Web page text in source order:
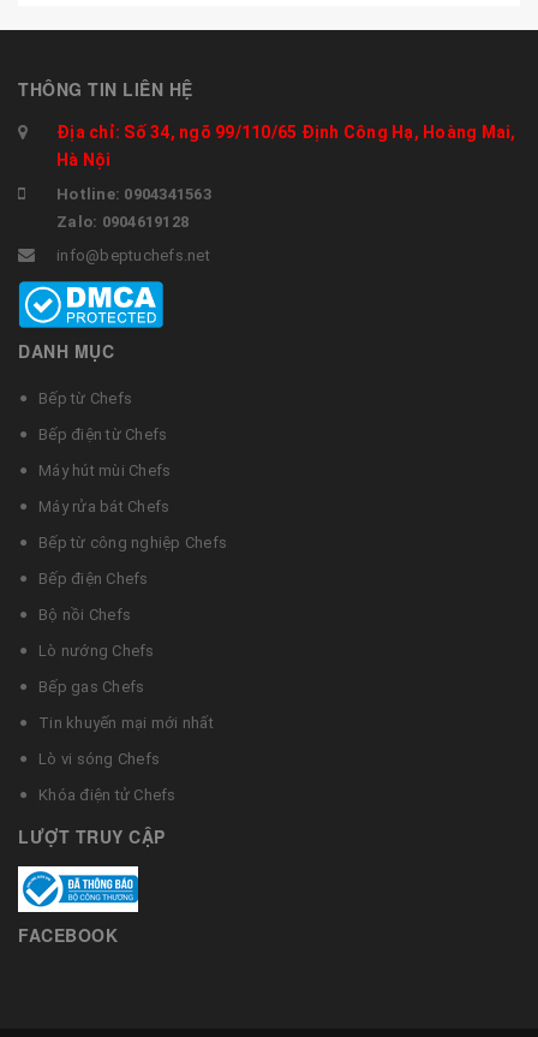
THÔNG TIN LIÊN HỆ
Địa chỉ: Số 34, ngõ 99/110/65 Định Công Hạ, Hoàng Mai,
Hà Nội
Hotline: 0904341563
Zalo: 0904619128
info@beptuchefs.net
DANH MỤC
Bếp từ Chefs
Bếp điện từ Chefs
Máy hút mùi Chefs
Máy rửa bát Chefs
Bếp từ công nghiệp Chefs
Bếp điện Chefs
Bộ nồi Chefs
Lò nướng Chefs
Bếp gas Chefs
Tin khuyến mại mới nhất
Lò vi sóng Chefs
Khóa điện tử Chefs
LƯỢT TRUY CẬP
FACEBOOK